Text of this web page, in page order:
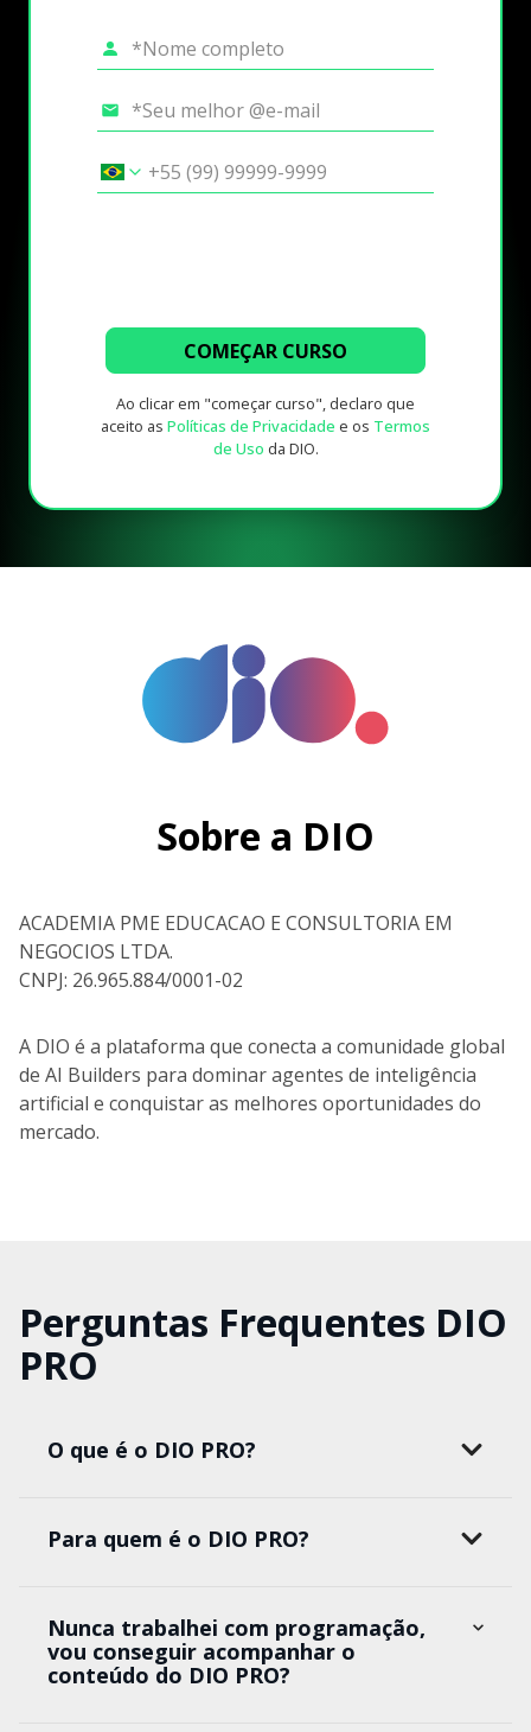
COMEÇAR CURSO
Ao clicar em "começar curso", declaro que
aceito as Políticas de Privacidade e os Termos
de Uso da DIO.
Sobre a DIO
ACADEMIA PME EDUCACAO E CONSULTORIA EM
NEGOCIOS LTDA.
CNPJ: 26.965.884/0001-02
A DIO é a plataforma que conecta a comunidade global
de AI Builders para dominar agentes de inteligência
artificial e conquistar as melhores oportunidades do
mercado.
Perguntas Frequentes DIO
PRO
O que é o DIO PRO?
Para quem é o DIO PRO?
Nunca trabalhei com programação,
vou conseguir acompanhar o
conteúdo do DIO PRO?